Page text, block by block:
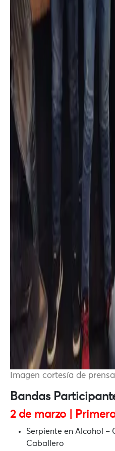
Imagen cortesía de prensa
Bandas
2 de marzo |
Serpiente en Alcohol
–
Caballero